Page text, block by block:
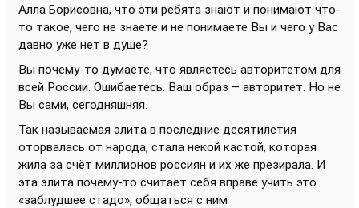
Алла Борисовна, что эти ребята знают и понимают что-
то такое, чего не знаете и не понимаете Вы и чего у Вас
давно уже нет в душе?
Вы почему-то думаете, что являетесь авторитетом для
всей России. Ошибаетесь. Ваш образ – авторитет. Но не
Вы сами, сегодняшняя.
Так называемая элита в последние десятилетия
оторвалась от народа, стала некой кастой, которая
жила за счёт миллионов россиян и их же презирала. И
эта элита почему-то считает себя вправе учить это
«заблудшее стадо», общаться с ним